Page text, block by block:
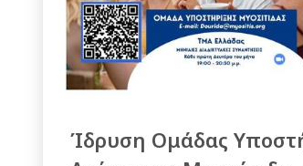
Ίδρυση Ομάδας